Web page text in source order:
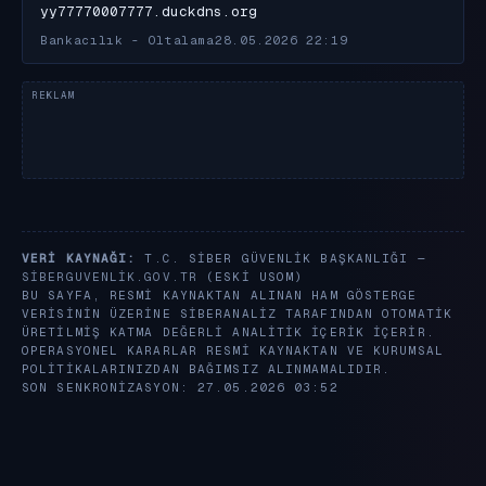
yy77770007777.duckdns.org
Bankacılık - Oltalama28.05.2026 22:19
VERI KAYNAĞI:
T.C. SIBER GÜVENLIK BAŞKANLIĞI —
SIBERGUVENLIK.GOV.TR
(ESKI USOM)
BU SAYFA, RESMI KAYNAKTAN ALINAN HAM GÖSTERGE
VERISININ ÜZERINE SIBERANALIZ TARAFINDAN OTOMATIK
ÜRETILMIŞ KATMA DEĞERLI ANALITIK IÇERIK IÇERIR.
OPERASYONEL KARARLAR RESMI KAYNAKTAN VE KURUMSAL
POLITIKALARINIZDAN BAĞIMSIZ ALINMAMALIDIR.
SON SENKRONIZASYON: 27.05.2026 03:52